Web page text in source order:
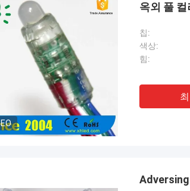
옥외 풀 컬
칩:
색상:
힘: